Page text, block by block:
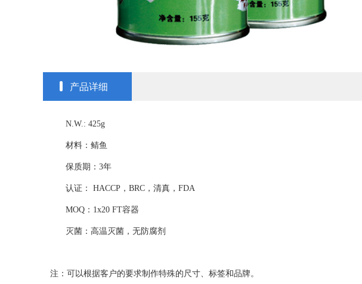
产品详细
N.W.: 425g
材料：鲭鱼
保质期：3年
认证： HACCP，BRC，清真，FDA
MOQ：1x20 FT容器
灭菌：高温灭菌，无防腐剂
注：可以根据客户的要求制作特殊的尺寸、标签和品牌。